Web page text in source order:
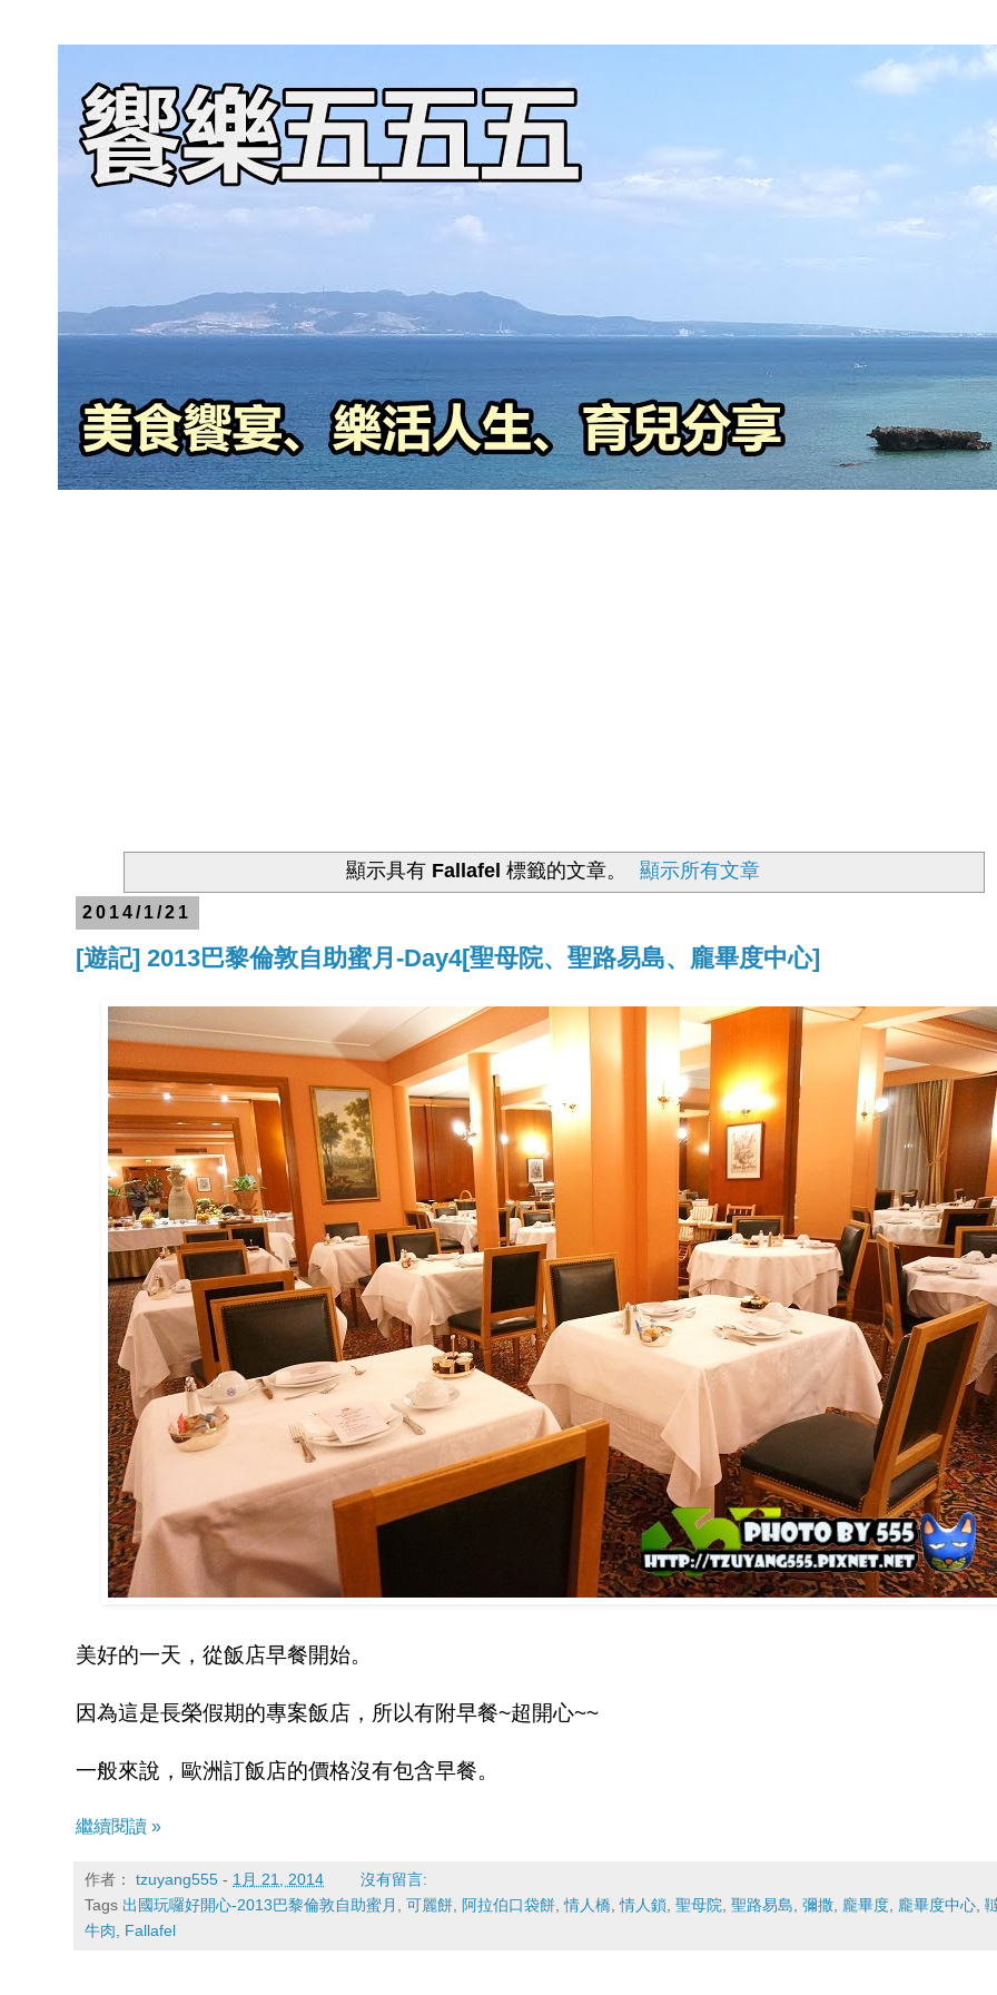
顯示具有 Fallafel 標籤的文章。 顯示所有文章
2014/1/21
[遊記] 2013巴黎倫敦自助蜜月-Day4[聖母院、聖路易島、龐畢度中心]
美好的一天，從飯店早餐開始。
因為這是長榮假期的專案飯店，所以有附早餐~超開心~~
一般來說，歐洲訂飯店的價格沒有包含早餐。
繼續閱讀 »
作者： tzuyang555 - 1月 21, 2014
沒有留言:
Tags 出國玩囉好開心-2013巴黎倫敦自助蜜月 可麗餅 阿拉伯口袋餅 ,情人橋 ,情人鎖 聖母院 聖路易島 彌撒 龐畢度 龐畢度中心
牛肉
Fallafel